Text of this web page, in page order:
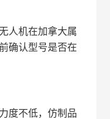
机在加拿大属
确认型号是否在
不低，仿制品